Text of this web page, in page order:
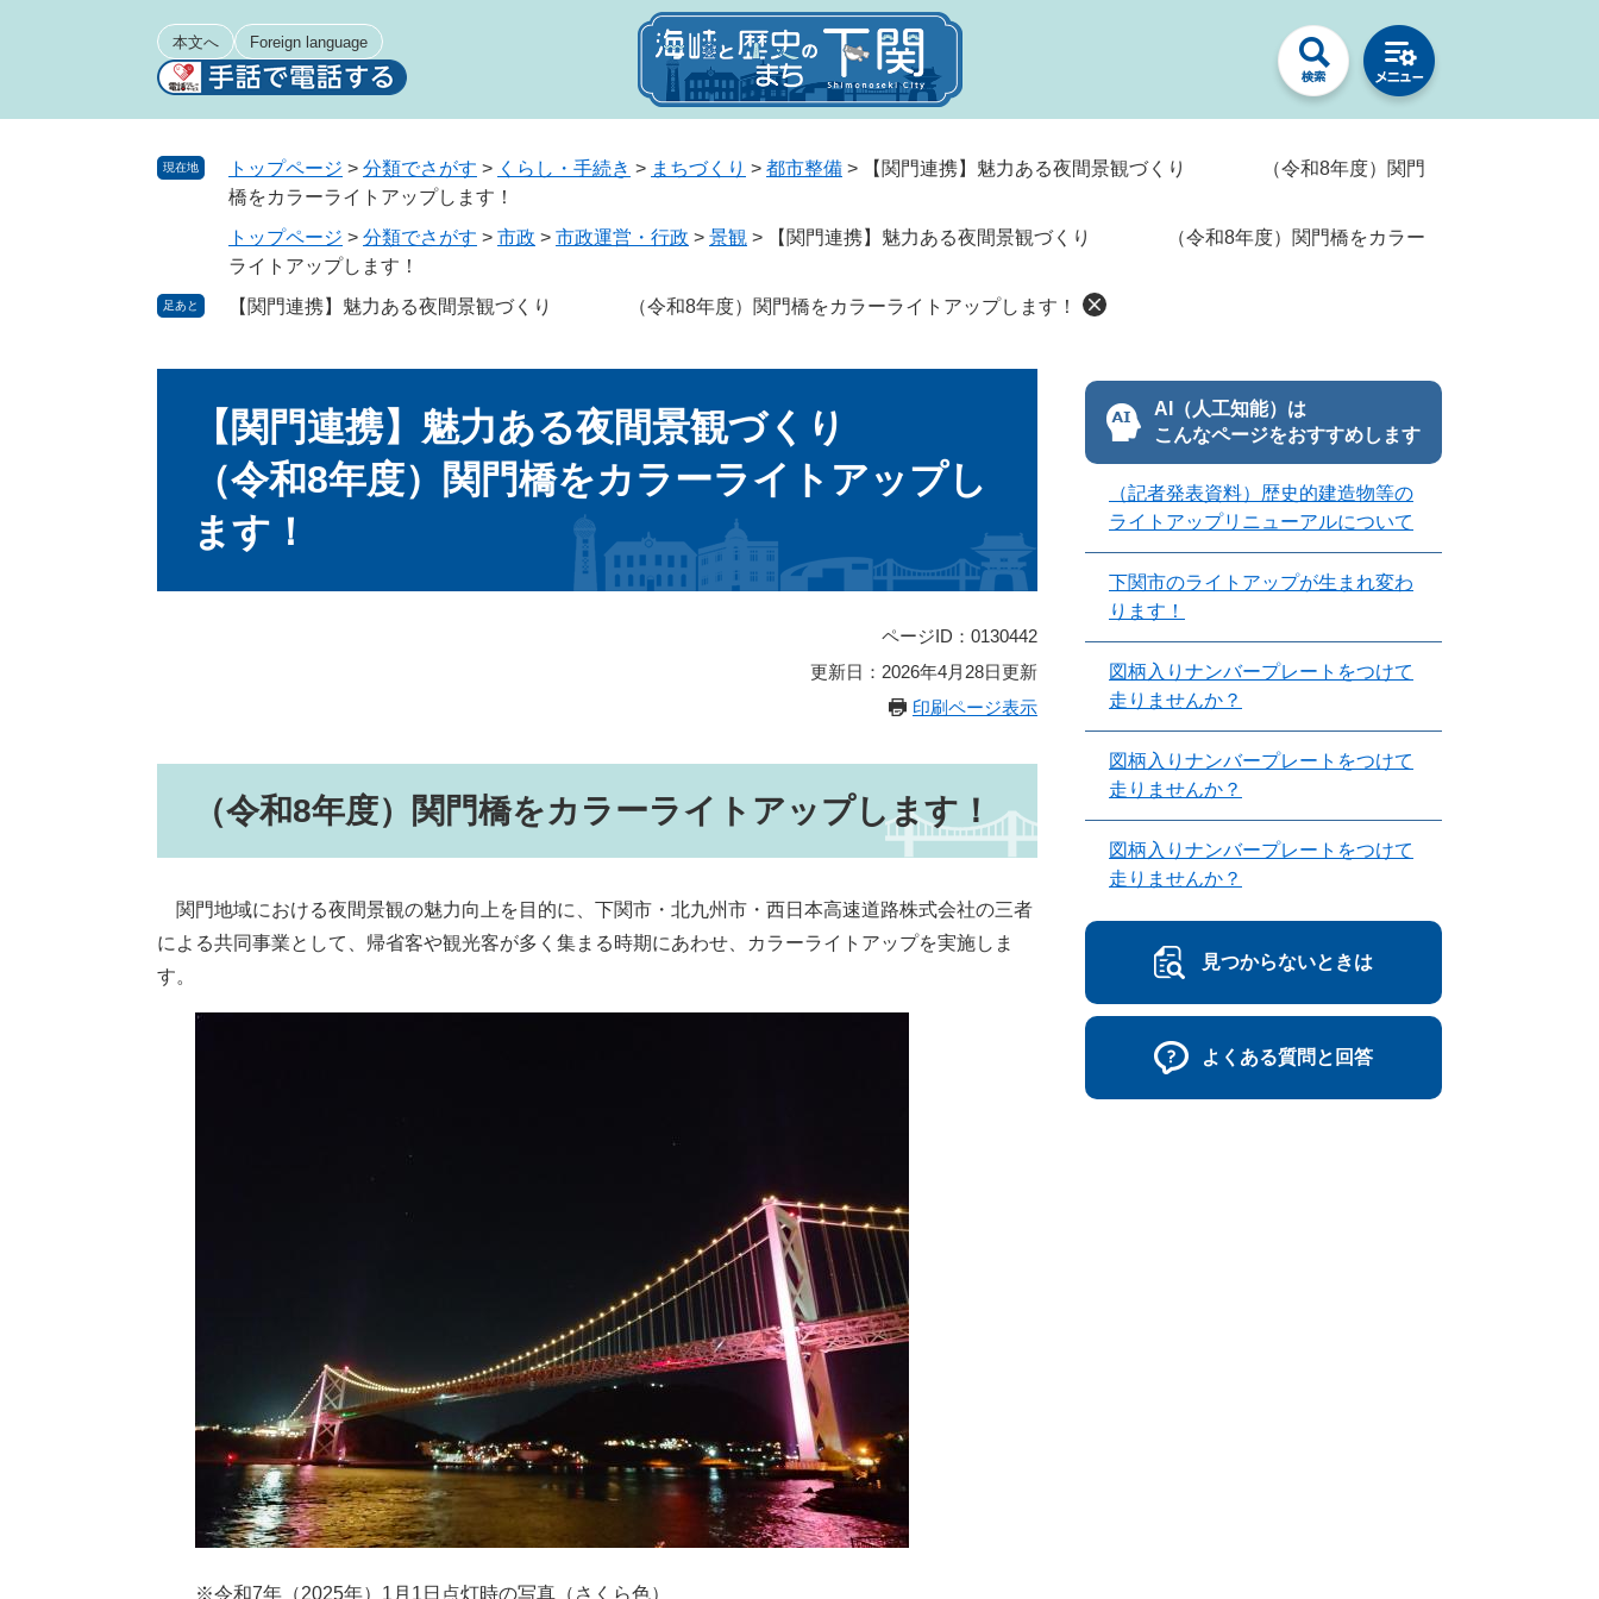
本文へ Foreign language
現在地 トップページ > 分類でさがす > くらし・手続き > まちづくり > 都市整備 >
【関門連携】魅力ある夜間景観づくり （令和8年度）関門
橋をカラーライトアップします！
トップページ > 分類でさがす > 市政 > 市政運営・行政 > 景観 >
【関門連携】魅力ある夜間景観づくり （令和8年度）関門橋をカラー
ライトアップします！
足あと 【関門連携】魅力ある夜間景観づくり （令和8年度）関門橋をカラーライトアップします！
【関門連携】魅力ある夜間景観づくり
（令和8年度）関門橋をカラーライトアップし
ます！
ページID：0130442
更新日：2026年4月28日更新
印刷ページ表示
（令和8年度）関門橋をカラーライトアップします！
関門地域における夜間景観の魅力向上を目的に、下関市・北九州市・西日本高速道路株式会社の三者
による共同事業として、帰省客や観光客が多く集まる時期にあわせ、カラーライトアップを実施しま
す。
※令和7年（2025年）1月1日点灯時の写真（さくら色）
AI（人工知能）は
こんなページをおすすめします
（記者発表資料）歴史的建造物等の
ライトアップリニューアルについて
下関市のライトアップが生まれ変わ
ります！
図柄入りナンバープレートをつけて
走りませんか？
図柄入りナンバープレートをつけて
走りませんか？
図柄入りナンバープレートをつけて
走りませんか？
見つからないときは
よくある質問と回答